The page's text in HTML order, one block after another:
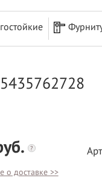
?
о доставке >>